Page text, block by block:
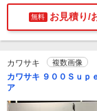
無料 お見積り/
カワサキ 複数画像
カワサキ ９００Ｓｕ
ア